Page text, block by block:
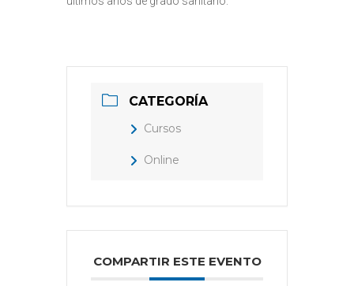
CATEGORÍA
Cursos
Online
COMPARTIR ESTE EVENTO